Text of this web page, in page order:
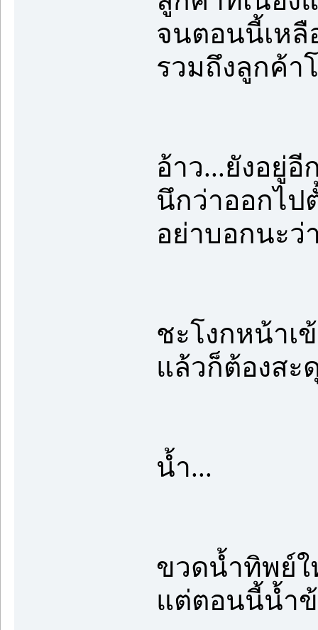
จนตอนนี้เหลื
รวมถึงลูกค้า
อ้าว...ยังอยู่อี
นึกว่าออกไป
อย่าบอกนะว่
ชะโงกหน้าเ
แล้วก็ต้องสะ
น้ำ...
ขวดน้ำทิพย์
แต่ตอนนี้น้ำข้